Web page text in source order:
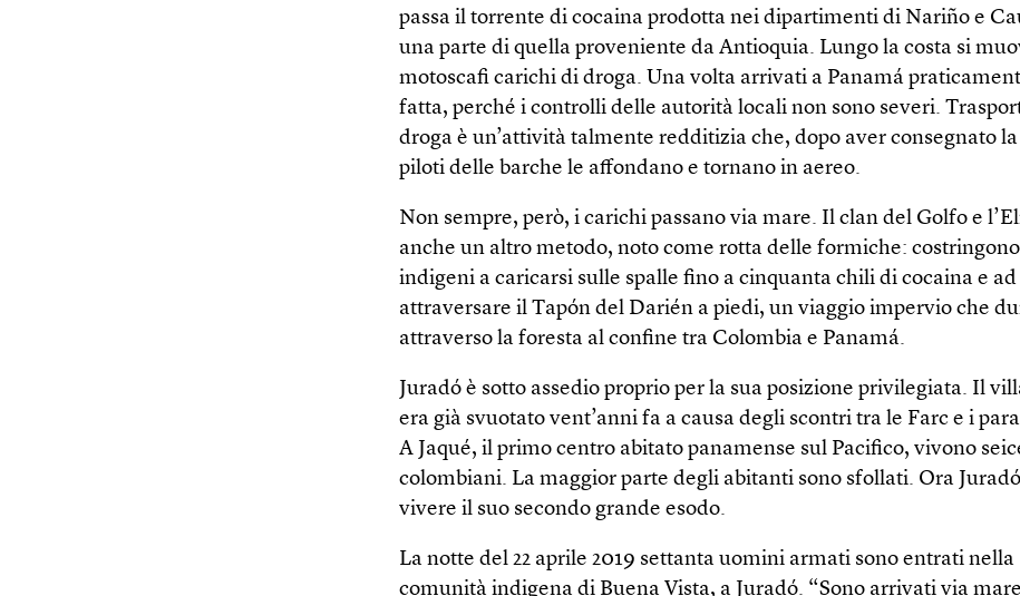
passa il torrente di cocaina prodotta nei dipartimenti di Nariño e
una parte di quella proveniente da Antioquia. Lungo la costa si
motoscafi carichi di droga. Una volta arrivati a Panamá
fatta, perché i controlli delle autorità locali non sono severi.
droga è un’attività talmente redditizia che, dopo aver consegnato
piloti delle barche le affondano e tornano in aereo.
Non sempre, però, i carichi passano via mare. Il clan del Golfo e
anche un altro metodo, noto come rotta delle formiche:
indigeni a caricarsi sulle spalle fino a cinquanta chili di cocaina e ad
attraversare il Tapón del Darién a piedi, un viaggio impervio che
attraverso la foresta al confine tra Colombia e Panamá.
Juradó è sotto assedio proprio per la sua posizione privilegiata. Il
era già svuotato vent’anni fa a causa degli scontri tra le Farc e i
A Jaqué, il primo centro abitato panamense sul Pacifico, vivono
colombiani. La maggior parte degli abitanti sono sfollati. Ora
vivere il suo secondo grande esodo.
La notte del 22 aprile 2019 settanta uomini armati sono entrati nella
comunità indigena di Buena Vista, a Juradó. “Sono arrivati via